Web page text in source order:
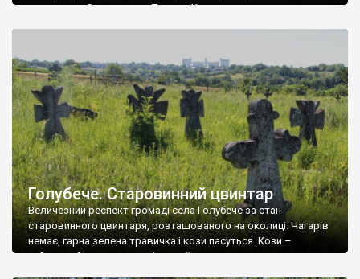
мешканець Самгородка. Палац у Красному вразив не лише
Голубече. Старовинний цвинтар
Величезний респект громаді села Голубече за стан
старовинного цвинтаря, розташованого на околиці. Чагарів
немає, гарна зелена травичка і кози пасуться. Кози –
найкращий регулятор шкідливої, для старих кладовищ,